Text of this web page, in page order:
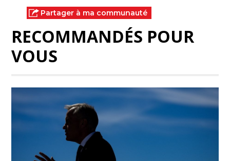
Partager à ma communauté
RECOMMANDÉS POUR
VOUS